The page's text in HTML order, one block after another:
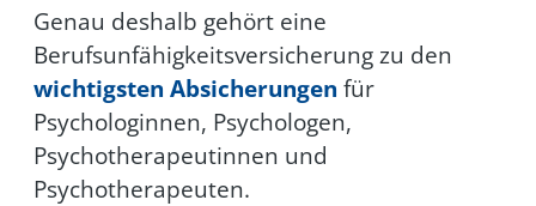
Genau deshalb gehört eine
Berufsunfähigkeitsversicherung zu den
wichtigsten Absicherungen für
Psychologinnen, Psychologen,
Psychotherapeutinnen und
Psychotherapeuten.